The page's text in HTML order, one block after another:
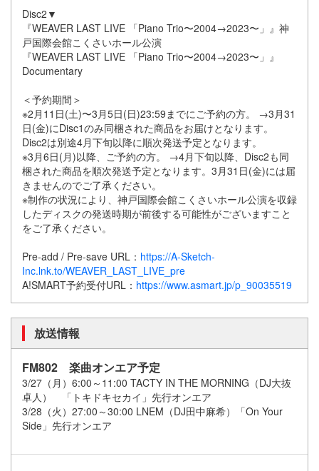
Disc2▼
『WEAVER LAST LIVE 「Piano Trio〜2004→2023〜」』神
戸国際会館こくさいホール公演
『WEAVER LAST LIVE 「Piano Trio〜2004→2023〜」』
Documentary
＜予約期間＞
※2月11日(土)〜3月5日(日)23:59までにご予約の方。 →3月31
日(金)にDisc1のみ同梱された商品をお届けとなります。
Disc2は別途4月下旬以降に順次発送予定となります。
※3月6日(月)以降、ご予約の方。 →4月下旬以降、Disc2も同
梱された商品を順次発送予定となります。3月31日(金)には届
きませんのでご了承ください。
※制作の状況により、神戸国際会館こくさいホール公演を収録
したディスクの発送時期が前後する可能性がございますこと
をご了承ください。
Pre-add / Pre-save URL： https://A-Sketch-
Inc.lnk.to/WEAVER_LAST_LIVE_pre
A!SMART予約受付URL： https://www.asmart.jp/p_90035519
放送情報
FM802 楽曲オンエア予定
3/27（月）6:00～11:00 TACTY IN THE MORNING（DJ大抜
卓人） 「トキドキセカイ」先行オンエア
3/28（火）27:00～30:00 LNEM（DJ田中麻希）「On Your
Side」先行オンエア